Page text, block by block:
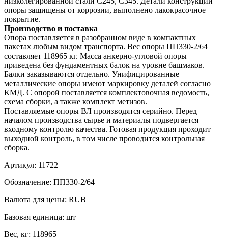
опоры защищены от коррозии, выполнено лакокрасочное
покрытие.
Производство и поставка
Опора поставляется в разобранном виде в компактных
пакетах любым видом транспорта. Вес опоры ПП330-2/64
составляет 118965 кг. Масса анкерно-угловой опоры
приведена без фундаментных балок на уровне башмаков.
Балки заказываются отдельно. Унифицированные
металлические опоры имеют маркировку деталей согласно
КМД. С опорой поставляется комплектовочная ведомость,
схема сборки, а также комплект метизов.
Поставляемые опоры ВЛ производятся серийно. Перед
началом производства сырье и материалы подвергается
входному контролю качества. Готовая продукция проходит
выходной контроль, в том числе проводится контрольная
сборка.
Артикул: 11722
Обозначение: ПП330-2/64
Валюта для цены: RUB
Базовая единица: шт
Вес, кг: 118965